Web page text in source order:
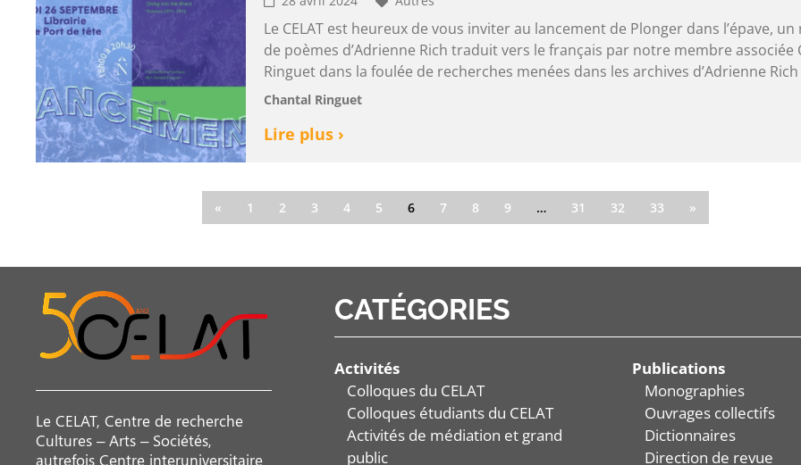
Le CELAT est heureux de vous inviter au lancement de Plonger dans l’épave, un
de poèmes d’Adrienne Rich traduit vers le français par notre membre associée
Ringuet dans la foulée de recherches menées dans les archives d’Adrienne
Chantal Ringuet
Lire plus ›
« 1 2 3 4 5 6 7 8 9 … 31 32 33 »
Le CELAT, Centre de recherche
Cultures – Arts – Sociétés,
autrefois Centre interuniversitaire
CATÉGORIES
Activités
Colloques du CELAT
Colloques étudiants du CELAT
Activités de médiation et grand
public
Publications
Monographies
Ouvrages collectifs
Dictionnaires
Direction de revue